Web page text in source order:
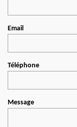
Email
Téléphone
Message